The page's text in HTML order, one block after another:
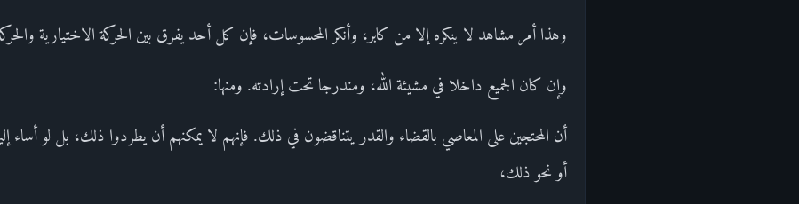
وهذا أمر مشاهد لا ينكره إلا من كابر، وأنكر المحسوسات، فإن كل أحد يفرق بين الحركة الاختيارية
وإن كان الجميع داخلا في مشيئة الله، ومندرجا تحت إرادته. ومنها:
أن المحتجين على المعاصي بالقضاء والقدر يتناقضون في ذلك. فإنهم لا يمكنهم أن يطردوا ذلك، بل لو
أو نحو ذلك،